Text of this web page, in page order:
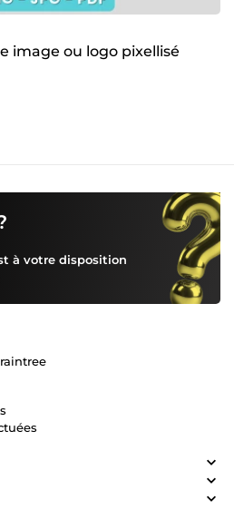
image ou logo pixellisé
à votre disposition